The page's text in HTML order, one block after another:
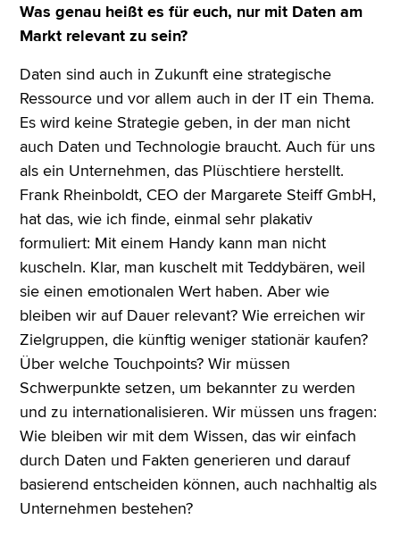
Was genau heißt es für euch, nur mit Daten am
Markt relevant zu sein?
Daten sind auch in Zukunft eine strategische
Ressource und vor allem auch in der IT ein Thema.
Es wird keine Strategie geben, in der man nicht
auch Daten und Technologie braucht. Auch für uns
als ein Unternehmen, das Plüschtiere herstellt.
Frank Rheinboldt, CEO der Margarete Steiff GmbH,
hat das, wie ich finde, einmal sehr plakativ
formuliert: Mit einem Handy kann man nicht
kuscheln. Klar, man kuschelt mit Teddybären, weil
sie einen emotionalen Wert haben. Aber wie
bleiben wir auf Dauer relevant? Wie erreichen wir
Zielgruppen, die künftig weniger stationär kaufen?
Über welche Touchpoints? Wir müssen
Schwerpunkte setzen, um bekannter zu werden
und zu internationalisieren. Wir müssen uns fragen:
Wie bleiben wir mit dem Wissen, das wir einfach
durch Daten und Fakten generieren und darauf
basierend entscheiden können, auch nachhaltig als
Unternehmen bestehen?